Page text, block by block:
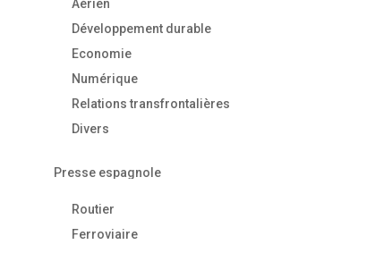
Aérien
Développement durable
Economie
Numérique
Relations transfrontalières
Divers
Presse espagnole
Routier
Ferroviaire